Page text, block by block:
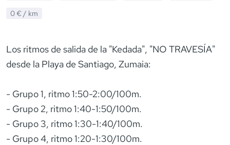
0 € / km
Los ritmos de salida de la "Kedada", "NO TRAVESÍA"
desde la Playa de Santiago, Zumaia:
- Grupo 1, ritmo 1:50-2:00/100m.
- Grupo 2, ritmo 1:40-1:50/100m.
- Grupo 3, ritmo 1:30-1:40/100m.
- Grupo 4, ritmo 1:20-1:30/100m.